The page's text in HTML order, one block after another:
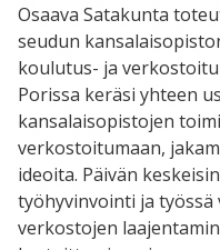
Osaava Satakunta
seudun
koulutus- ja
Porissa keräsi yhteen
kansalaisopistojen
verkostoitumaan,
ideoita. Päivän
työhyvinvointi ja
verkostojen